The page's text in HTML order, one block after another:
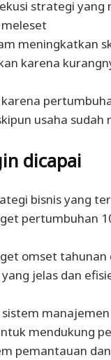
strategi yang
meningkatkan
karena
usaha sudah
dicapai
bisnis yang
pertumbuhan
omset tahunan
jelas dan
mendukung
pemantauan